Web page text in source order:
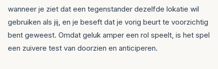
wanneer je ziet dat een tegenstander dezelfde lokatie wil
gebruiken als jij, en je beseft dat je vorig beurt te voorzichtig
bent geweest. Omdat geluk amper een rol speelt, is het spel
een zuivere test van doorzien en anticiperen.